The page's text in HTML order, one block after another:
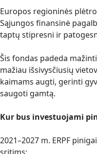
Europos regioninės
Sąjungos finansinė
taptų stipresni ir
Šis fondas padeda
mažiau išsivysčiusių
kaimams augti, gerinti
saugoti gamtą.
Kur bus investuojami
2021–2027 m. ERPF